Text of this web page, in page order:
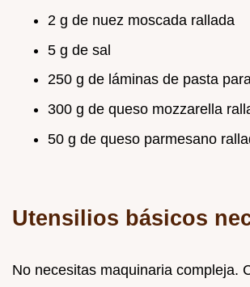
2 g de nuez moscada rallada
5 g de sal
250 g de láminas de pasta
300 g de queso mozzarella
50 g de queso parmesano
Utensilios básicos
No necesitas maquinaria compleja.